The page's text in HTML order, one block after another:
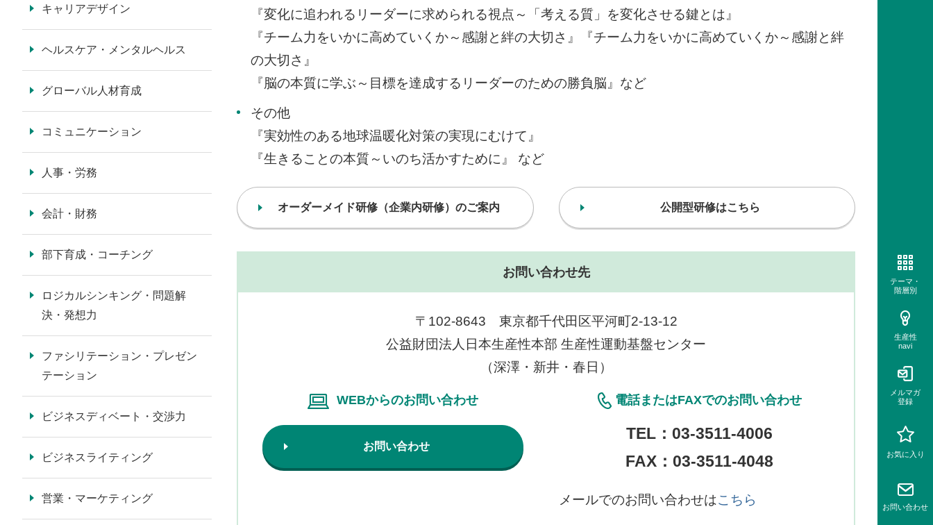
『変化に追われるリーダーに求められる視点～「考える質」を変化させる鍵とは』
『チーム力をいかに高めていくか～感謝と絆の大切さ』『チーム力をいかに高めていくか～感謝と絆
の大切さ』
『脳の本質に学ぶ～目標を達成するリーダーのための勝負脳』など
その他
『実効性のある地球温暖化対策の実現にむけて』
『生きることの本質～いのち活かすために』 など
オーダーメイド研修（企業内研修）のご案内 公開型研修はこちら
お問い合わせ先
〒102-8643 東京都千代田区平河町2-13-12
公益財団法人日本生産性本部 生産性運動基盤センター
（深澤・新井・春日）
WEBからのお問い合わせ
お問い合わせ
電話またはFAXでのお問い合わせ
TEL： 03-3511-4006
FAX：03-3511-4048
メールでのお問い合わせはこちら
キャリアデザイン
ヘルスケア・メンタルヘルス
グローバル人材育成
コミュニケーション
人事・労務
会計・財務
部下育成・コーチング
ロジカルシンキング・問題解
決・発想力
ファシリテーション・プレゼン
テーション
ビジネスディベート・交渉力
ビジネスライティング
営業・マーケティング
テーマ・
階層別
生産性
navi
メルマガ
登録
お気に入り
お問い合わせ